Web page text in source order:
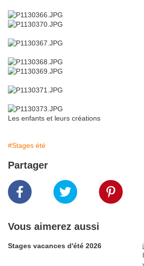
Les enfants et leurs créations
#Stages été
Partager
Vous aimerez aussi
Stages vacances d'été 2026